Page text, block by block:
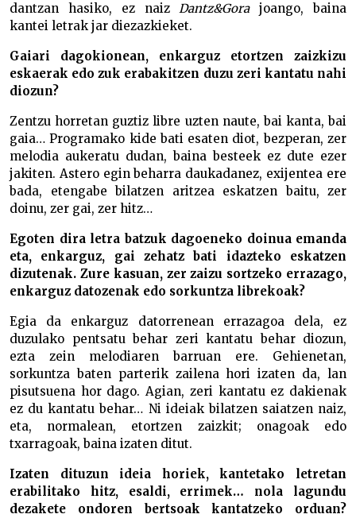
dantzan hasiko, ez naizDantz&Gorajoango, baina
kantei letrak jar diezazkieket.
Gaiari dagokionean, enkarguz etortzen zaizkizu
eskaerak edo zuk erabakitzen duzu zeri kantatu nahi
diozun?
Zentzu horretan guztiz libre uzten naute, bai kanta, bai
gaia… Programako kide bati esaten diot, bezperan, zer
melodia aukeratu dudan, baina besteek ez dute ezer
jakiten. Astero egin beharra daukadanez, exijentea ere
bada, etengabe bilatzen aritzea eskatzen baitu, zer
doinu, zer gai, zer hitz…
Egoten dira letra batzuk dagoeneko doinua emanda
eta, enkarguz, gai zehatz bati idazteko eskatzen
dizutenak. Zure kasuan, zer zaizu sortzeko errazago,
enkarguz datozenak edo sorkuntza librekoak?
Egia da enkarguz datorrenean errazagoa dela, ez
duzulako pentsatu behar zeri kantatu behar diozun,
ezta zein melodiaren barruan ere. Gehienetan,
sorkuntza baten parterik zailena hori izaten da, lan
pisutsuena hor dago. Agian, zeri kantatu ez dakienak
ez du kantatu behar… Ni ideiak bilatzen saiatzen naiz,
eta, normalean, etortzen zaizkit; onagoak edo
txarragoak, baina izaten ditut.
Izaten dituzun ideia horiek, kantetako letretan
erabilitako hitz, esaldi, errimek… nola lagundu
dezakete ondoren bertsoak kantatzeko orduan?